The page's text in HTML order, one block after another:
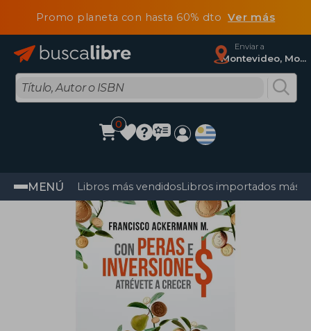
Promo planeta con hasta 60% dtoVer más
Enviar a
Montevideo, Montevideo
0
MENÚ Libros más vendidosLibros importados más